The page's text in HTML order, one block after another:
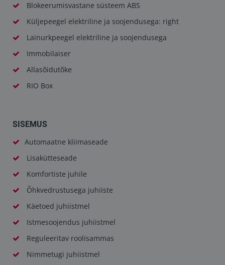
Blokeerumisvastane süsteem ABS
Küljepeegel elektriline ja soojendusega: right
Lainurkpeegel elektriline ja soojendusega
Immobilaiser
Allasõidutõke
RIO Box
SISEMUS
Automaatne kliimaseade
Lisakütteseade
Komfortiste juhile
Õhkvedrustusega juhiiste
Käetoed juhiistmel
Istmesoojendus juhiistmel
Reguleeritav roolisammas
Nimmetugi juhiistmel